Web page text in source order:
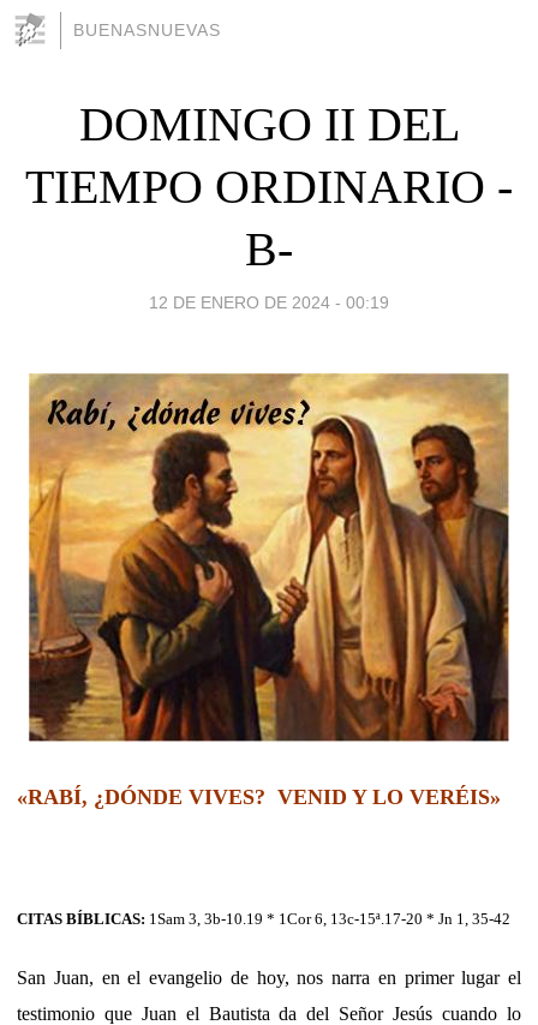
BUENASNUEVAS
DOMINGO II DEL
TIEMPO ORDINARIO -
B-
12 DE ENERO DE 2024 - 00:19
«RABÍ, ¿DÓNDE VIVES? VENID Y LO VERÉIS»
CITAS BÍBLICAS: 1Sam 3, 3b-10.19 * 1Cor 6, 13c-15ª.17-20 * Jn 1, 35-42
San Juan, en el evangelio de hoy, nos narra en primer lugar el
testimonio que Juan el Bautista da del Señor Jesús cuando lo